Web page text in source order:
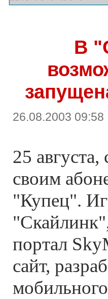
В
26.08.2003 09:58
25 августа,
своим
"Купец".
портал
сайт,